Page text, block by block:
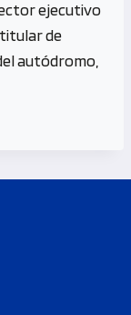
ejecutivo
titular de
autódromo,